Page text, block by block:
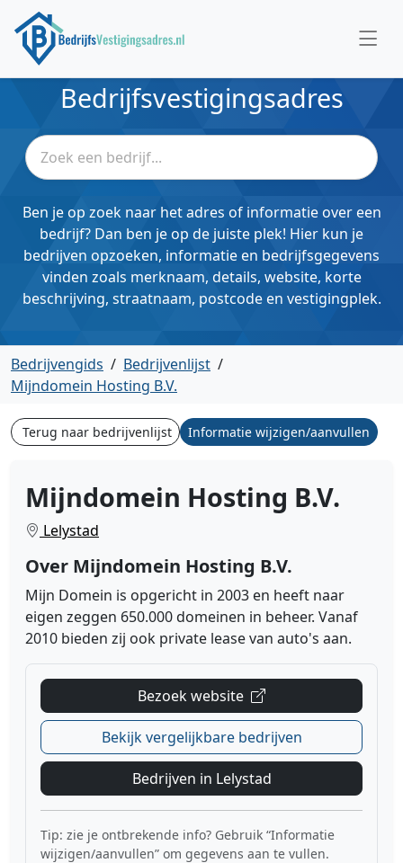
Bedrijfsvestigingsadres
Ben je op zoek naar het adres of informatie over een
bedrijf? Dan ben je op de juiste plek! Hier kun je
bedrijven opzoeken, informatie en bedrijfsgegevens
vinden zoals merknaam, details, website, korte
beschrijving, straatnaam, postcode en vestigingplek.
Bedrijvengids / Bedrijvenlijst /
Mijndomein Hosting B.V.
Terug naar bedrijvenlijst Informatie wijzigen/aanvullen
Mijndomein Hosting B.V.
Lelystad
Over Mijndomein Hosting B.V.
Mijn Domein is opgericht in 2003 en heeft naar
eigen zeggen 650.000 domeinen in beheer. Vanaf
2010 bieden zij ook private lease van auto's aan.
Bezoek website
Bekijk vergelijkbare bedrijven
Bedrijven in Lelystad
Tip: zie je ontbrekende info? Gebruik “Informatie
wijzigen/aanvullen” om gegevens aan te vullen.